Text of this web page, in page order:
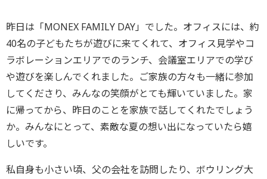
昨日は「MONEX FAMILY DAY」でした。オフィスには、約
40名の子どもたちが遊びに来てくれて、オフィス見学やコ
ラボレーションエリアでのランチ、会議室エリアでの学び
や遊びを楽しんでくれました。ご家族の方々も一緒に参加
してくださり、みんなの笑顔がとても輝いていました。家
に帰ってから、昨日のことを家族で話してくれたでしょう
か。みんなにとって、素敵な夏の想い出になっていたら嬉
しいです。
私自身も小さい頃、父の会社を訪問したり、ボウリング大